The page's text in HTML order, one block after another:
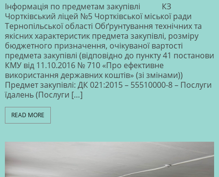
Інформація по предметам закупівлі КЗ
Чортківський ліцей №5 Чортківської міської ради
Тернопільської області Обґрунтування технічних та
якісних характеристик предмета закупівлі, розміру
бюджетного призначення, очікуваної вартості
предмета закупівлі (відповідно до пункту 41 постанови
КМУ від 11.10.2016 № 710 «Про ефективне
використання державних коштів» (зі змінами))
Предмет закупівлі: ДК 021:2015 – 55510000-8 – Послуги
їдалень (Послуги […]
READ MORE